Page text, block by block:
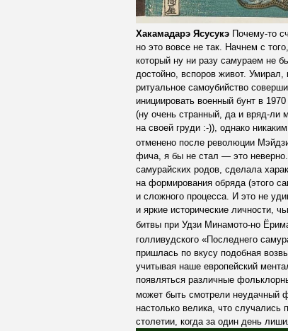
Хакамадарэ Ясусукэ Почему-то
но это вовсе не так. Начнем с
который ну ни разу самураем не
достойно, вспоров живот.
ритуальное самоубийство
инициировать военный бунт в
(ну очень странный, да и вряд-ли
на своей груди :-)), однако
отменено после революции
фича, я бы не стал — это
самурайских родов, сделала
на формирования обряда (этого
и сложного процесса. И это не
и яркие исторические личности,
битвы при Удзи Минамото-но
голливудского «Последнего
пришлась по вкусу подобная
учитывая наше европейский
появляться различные
может быть смотрели неудачный
настолько велика, что
столетии, когда за один день